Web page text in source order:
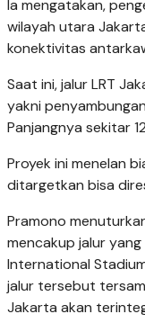
Ia mengatakan,
wilayah utara
konektivitas
Saat ini, jalur LRT
yakni
Panjangnya sekitar
Proyek ini menelan
ditargetkan bisa
Pramono
mencakup jalur
International
jalur tersebut
Jakarta akan